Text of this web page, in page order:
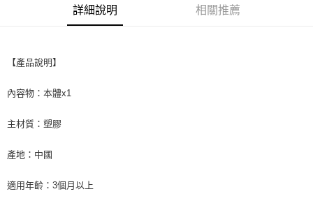
【關於「AFTEE先享後付」】
２．便利：只要手機號碼，簡訊認證，即可結帳。
１．於結帳方式選擇「AFTEE先享後付」後，將跳轉至「AFTEE先享後付」
結帳頁面，進行簡訊認證並確認金額後，即可完成結帳。
３．收到繳費通知簡訊後14天內，點擊此簡訊中的連結，可透過四大超商／
※ 請注意：結帳手續完成當下不需立刻繳費，但若您需要取消訂單，請聯絡
運送方式
付款後全家取貨
每筆NT$60，滿NT$590(含以上)免運費
每筆NT$60，滿NT$590(含以上)免運費
詳細說明 相關推薦
【產品說明】
內容物：本體x1
主材質：塑膠
產地：中國
適用年齡：3個月以上